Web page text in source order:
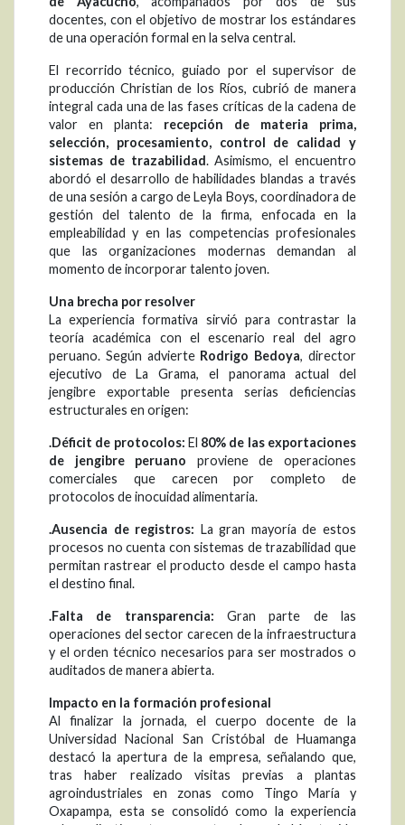
docentes, con el objetivo de mostrar los estándares
de una operación formal en la selva central.
El recorrido técnico, guiado por el supervisor de
producción Christian de los Ríos, cubrió de manera
integral cada una de las fases críticas de la cadena de
valor en planta: recepción de materia prima,
selección, procesamiento, control de calidad y
sistemas de trazabilidad. Asimismo, el encuentro
abordó el desarrollo de habilidades blandas a través
de una sesión a cargo de Leyla Boys, coordinadora de
gestión del talento de la firma, enfocada en la
empleabilidad y en las competencias profesionales
que las organizaciones modernas demandan al
momento de incorporar talento joven.
Una brecha por resolver
La experiencia formativa sirvió para contrastar la
teoría académica con el escenario real del agro
peruano. Según advierte Rodrigo Bedoya, director
ejecutivo de La Grama, el panorama actual del
jengibre exportable presenta serias deficiencias
estructurales en origen:
.Déficit de protocolos: El 80% de las exportaciones
de jengibre peruano proviene de operaciones
comerciales que carecen por completo de
protocolos de inocuidad alimentaria.
.Ausencia de registros: La gran mayoría de estos
procesos no cuenta con sistemas de trazabilidad que
permitan rastrear el producto desde el campo hasta
el destino final.
.Falta de transparencia: Gran parte de las
operaciones del sector carecen de la infraestructura
y el orden técnico necesarios para ser mostrados o
auditados de manera abierta.
Impacto en la formación profesional
Al finalizar la jornada, el cuerpo docente de la
Universidad Nacional San Cristóbal de Huamanga
destacó la apertura de la empresa, señalando que,
tras haber realizado visitas previas a plantas
agroindustriales en zonas como Tingo María y
Oxapampa, esta se consolidó como la experiencia